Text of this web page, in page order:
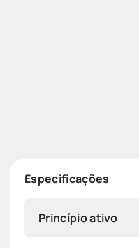
Especificações
Princípio ativo